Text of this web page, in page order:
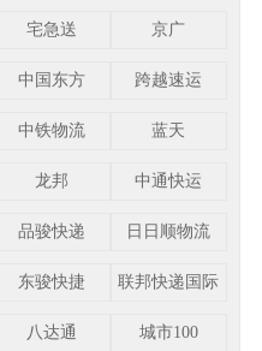
宅急送 京广
中国东方 跨越速运
中铁物流 蓝天
龙邦 中通快运
品骏快递 日日顺物流
东骏快捷 联邦快递国际
八达通 城市100